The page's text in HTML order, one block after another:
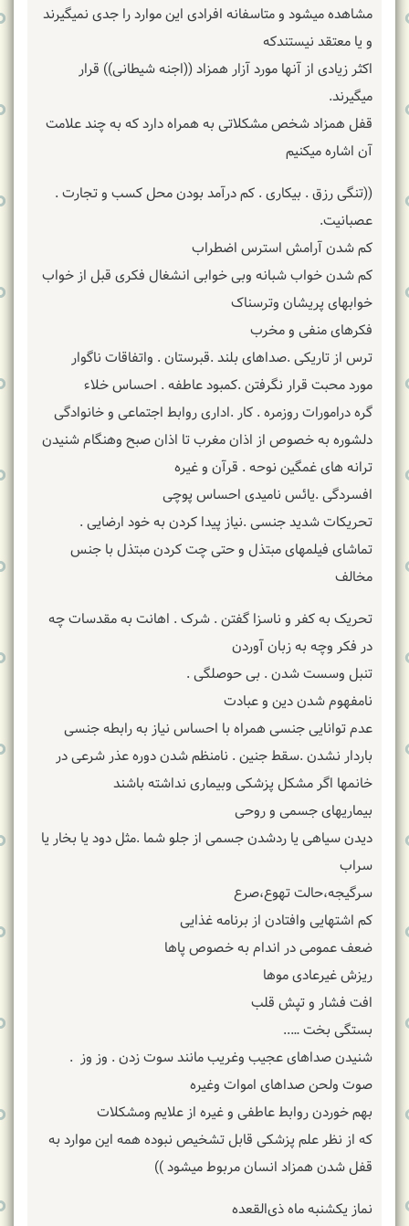
مشاهده میشود و متاسفانه افرادی این موارد را جدی نمیگیرند
و یا معتقد نیستندکه
اکثر زیادی از آنها مورد آزار همزاد ((اجنه شیطانی)) قرار
میگیرند.
قفل همزاد شخص مشکلاتی به همراه دارد که به چند علامت
آن اشاره میکنیم
((تنگی رزق . بیکاری . کم درآمد بودن محل کسب و تجارت .
عصبانیت.
کم شدن آرامش استرس اضطراب
کم شدن خواب شبانه وبی خوابی انشغال فکری قبل از خواب
خوابهای پریشان وترسناک
فکرهای منفی و مخرب
ترس از تاریکی .صداهای بلند .قبرستان . واتفاقات ناگوار
مورد محبت قرار نگرفتن .کمبود عاطفه . احساس خلاء
گره درامورات روزمره . کار .اداری روابط اجتماعی و خانوادگی
دلشوره به خصوص از اذان مغرب تا اذان صبح وهنگام شنیدن
ترانه های غمگین نوحه . قرآن و غیره
افسردگی .یائس نامیدی احساس پوچی
تحریکات شدید جنسی .نیاز پیدا کردن به خود ارضایی ‌.
تماشای فیلمهای مبتذل و حتی چت کردن مبتذل با جنس
مخالف
تحریک به کفر و ناسزا گفتن . شرک . اهانت به مقدسات چه
در فکر وچه به زبان آوردن
تنبل وسست شدن . بی حوصلگی ‌.
نامفهوم شدن دین و عبادت
عدم توانایی جنسی ‌همراه با احساس نیاز به رابطه جنسی
باردار نشدن .سقط جنین . نامنظم شدن دوره عذر شرعی در
خانمها اگر مشکل پزشکی وبیماری نداشته باشند
بیماریهای جسمی و روحی
دیدن سیاهی یا ردشدن جسمی از جلو شما .مثل دود یا بخار یا
سراب
سرگیجه،حالت تهوع،صرع
کم اشتهایی وافتادن از برنامه غذایی
ضعف عمومی در اندام به خصوص پاها
ریزش غیرعادی موها
افت فشار و تپش قلب
بستگی بخت …‌‌‌‌‌..
شنیدن صداهای عجیب وغریب مانند سوت زدن . وز وز ‌ .
صوت ولحن صداهای اموات وغیره
بهم خوردن روابط عاطفی و غیره از علایم ومشکلات
که از نظر علم پزشکی قابل تشخیص نبوده همه این موارد به
قفل شدن همزاد انسان مربوط میشود ))
نماز یکشنبه ماه ذی‌القعده